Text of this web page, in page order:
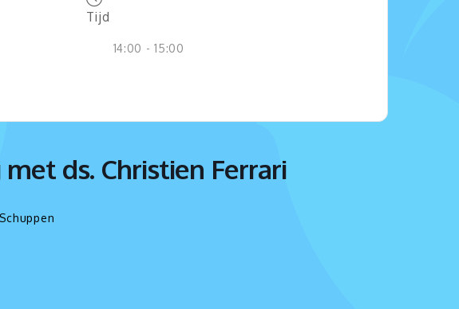
Tijd
14:00 - 15:00
ds. Christien Ferrari